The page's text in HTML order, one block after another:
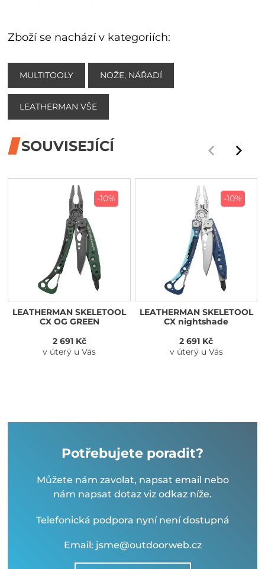
Zboží se nachází v kategoriích:
MULTITOOLY NOŽE, NÁŘADÍ
LEATHERMAN VŠE
SOUVISEJÍCÍ
-10%
LEATHERMAN SKELETOOL
CX OG GREEN
2 691 Kč
v úterý u Vás
-10%
LEATHERMAN SKELETOOL
CX nightshade
2 691 Kč
v úterý u Vás
Potřebujete poradit?
Můžete nám zavolat, napsat email nebo
nám napsat dotaz viz odkaz níže.
Telefonická podpora nyní není dostupná
Email: jsme@outdoorweb.cz